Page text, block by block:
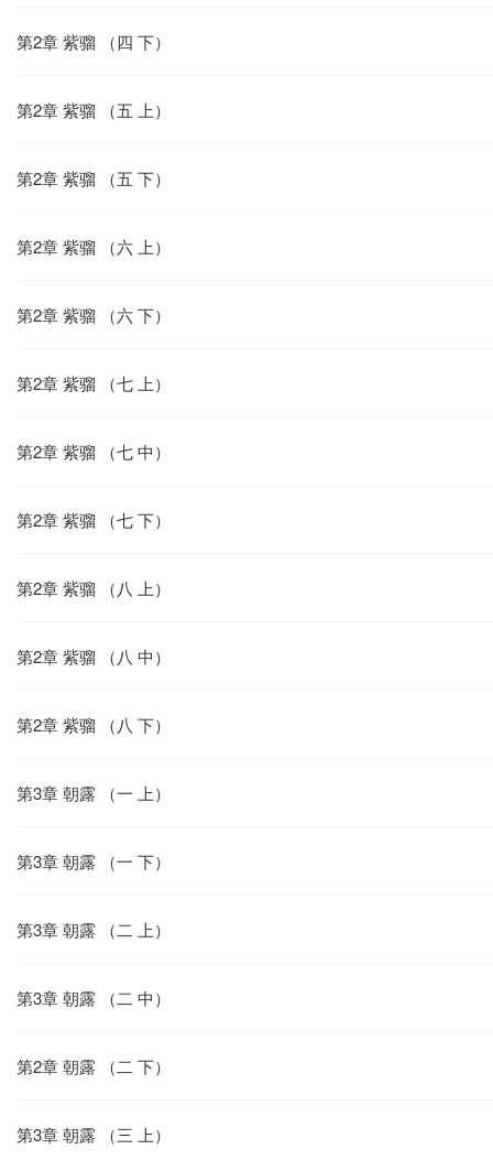
第2章 紫骝 （四 下）
第2章 紫骝 （五 上）
第2章 紫骝 （五 下）
第2章 紫骝 （六 上）
第2章 紫骝 （六 下）
第2章 紫骝 （七 上）
第2章 紫骝 （七 中）
第2章 紫骝 （七 下）
第2章 紫骝 （八 上）
第2章 紫骝 （八 中）
第2章 紫骝 （八 下）
第3章 朝露 （一 上）
第3章 朝露 （一 下）
第3章 朝露 （二 上）
第3章 朝露 （二 中）
第2章 朝露 （二 下）
第3章 朝露 （三 上）